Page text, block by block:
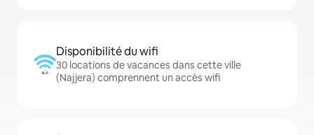
Disponibilité du wifi
30 locations de vacances dans cette ville
(Najjera) comprennent un accès wifi